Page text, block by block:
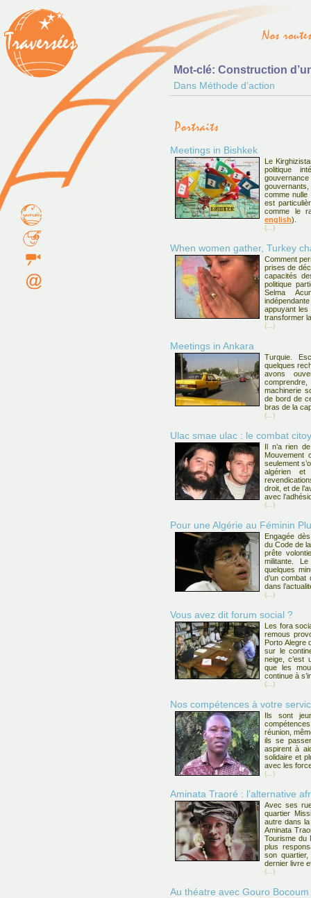
Mot-clé: Construction
Dans Méthode d’action
Meetings in Bishkek
Le
politique
comme nulle
est
comme le
english).
(...)
When women gather, Turkey
Comment
prises de
capacités
politique
Selma
appuyant les
transformer
(...)
Meetings in Ankara
Turquie.
quelques
avons
machinerie
de bord de
bras de la
(...)
Ulac smae ulac : le combat
Il n’a rien
Mouvement
seulement
algérien et
droit, et de
avec
(...)
Pour une Algérie au Féminin
Engagée
du Code de
prête
militante.
quelques
d’un combat
dans
(...)
Vous avez dit forum social ?
Les fora
remous
Porto Alegre
sur le
neige, c’est
que les
continue à
(...)
Nos compétences à votre
Ils sont
réunion,
ils se
aspirent à
solidaire et
avec les
(...)
Aminata Traoré : l’alternative
Avec ses
quartier
autre dans
Aminata
Tourisme du
plus
son
dernier livre
(...)
Au théatre avec Gouro Bocoum